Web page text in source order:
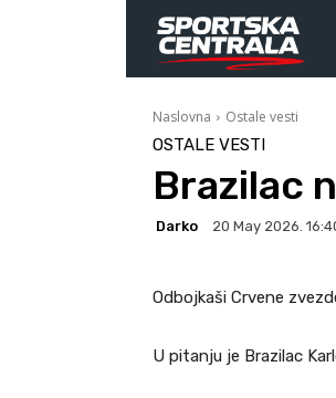
Naslovna Ostale vesti
OSTALE VESTI
Brazilac
Darko 20 May 2026.
Odbojkaši Crvene
U pitanju je Brazilac